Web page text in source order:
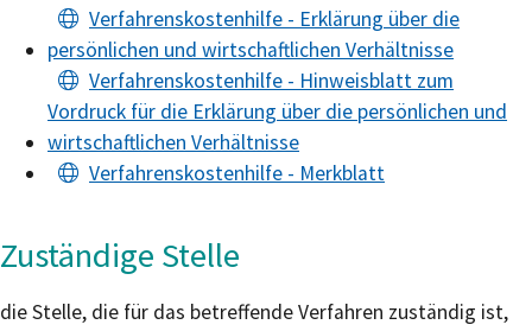
Verfahrenskostenhilfe - Erklärung über die
persönlichen und wirtschaftlichen Verhältnisse
Verfahrenskostenhilfe - Hinweisblatt zum
Vordruck für die Erklärung über die persönlichen und
wirtschaftlichen Verhältnisse
Verfahrenskostenhilfe - Merkblatt
Zuständige Stelle
die Stelle, die für das betreffende Verfahren zuständig ist,